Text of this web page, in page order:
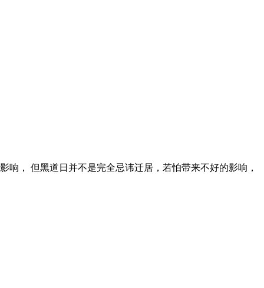
响， 但黑道日并不是完全忌讳迁居，若怕带来不好的影响，